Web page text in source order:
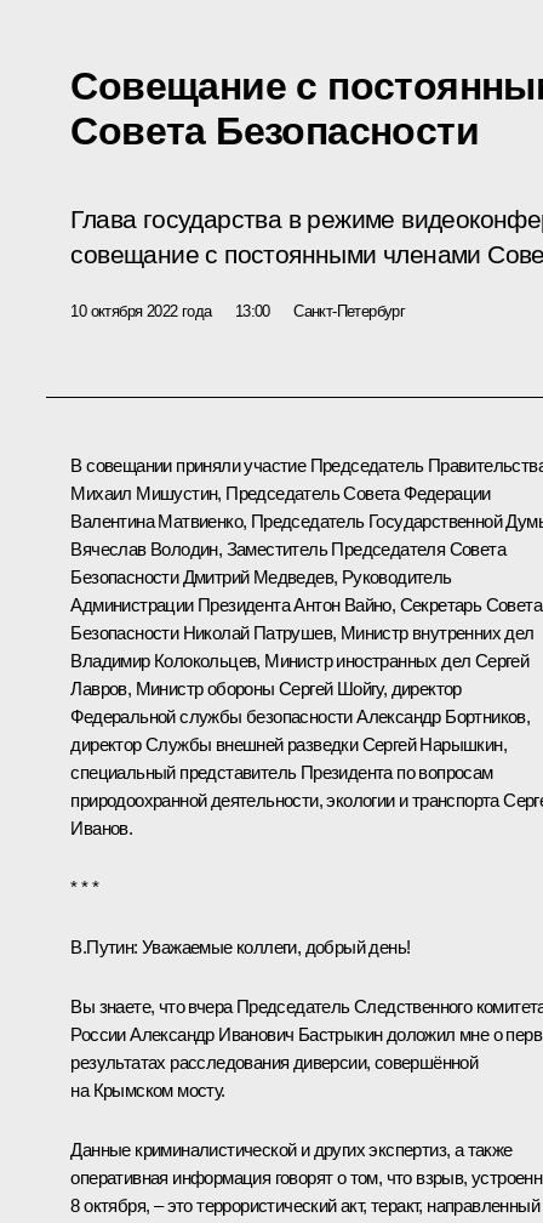
Cовещание с
Совета Безопасности
Глава государства в режиме
совещание с постоянными членами
10 октября 2022 года 13:00 Санкт-Петербург
В совещании приняли участие Председатель
Михаил Мишустин, Председатель Совета Федерации
Валентина Матвиенко, Председатель Государственной
Вячеслав Володин, Заместитель Председателя Совета
БезопасностиДмитрий Медведев, Руководитель
Администрации ПрезидентаАнтон Вайно, Секретарь Совета
Безопасности Николай Патрушев, Министр внутренних дел
Владимир Колокольцев, Министр иностранных дел Сергей
Лавров, Министр обороны Сергей Шойгу, директор
Федеральной службы безопасностиАлександр Бортников,
директор Службы внешней разведкиСергей Нарышкин,
специальный представитель Президента по вопросам
природоохранной деятельности, экологии и транспорта
Иванов.
* * *
В.Путин: Уважаемые коллеги, добрый день!
Вы знаете, что вчера Председатель Следственного
РоссииАлександр Иванович Бастрыкин доложил мне о
результатах расследования диверсии, совершённой
на Крымском мосту.
Данные криминалистической и других экспертиз, а также
оперативная информация говорят о том, что взрыв,
8 октября, – это террористический акт, теракт, направленный